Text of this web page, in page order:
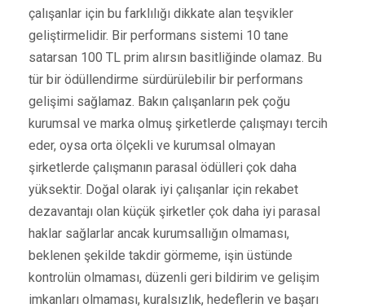
çalışanlar için bu farklılığı dikkate alan teşvikler
geliştirmelidir. Bir performans sistemi 10 tane
satarsan 100 TL prim alırsın basitliğinde olamaz. Bu
tür bir ödüllendirme sürdürülebilir bir performans
gelişimi sağlamaz. Bakın çalışanların pek çoğu
kurumsal ve marka olmuş şirketlerde çalışmayı tercih
eder, oysa orta ölçekli ve kurumsal olmayan
şirketlerde çalışmanın parasal ödülleri çok daha
yüksektir. Doğal olarak iyi çalışanlar için rekabet
dezavantajı olan küçük şirketler çok daha iyi parasal
haklar sağlarlar ancak kurumsallığın olmaması,
beklenen şekilde takdir görmeme, işin üstünde
kontrolün olmaması, düzenli geri bildirim ve gelişim
imkanları olmaması, kuralsızlık, hedeflerin ve başarı